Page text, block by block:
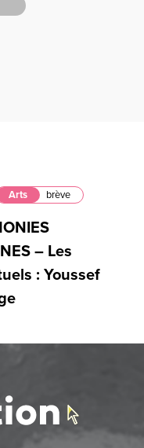
Arts brève
– Les
: Youssef